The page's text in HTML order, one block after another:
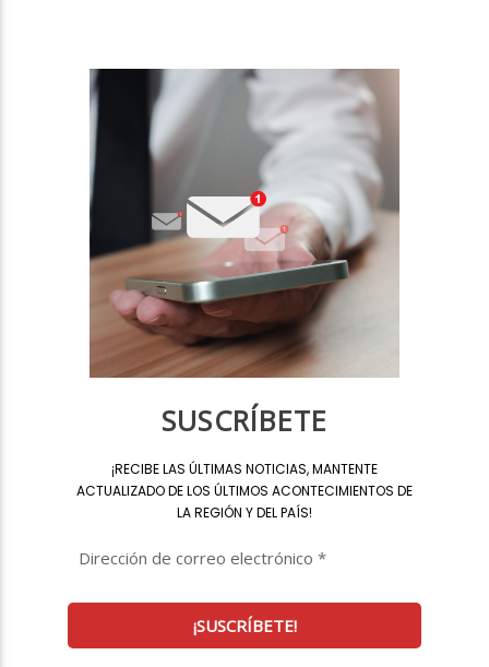
SUSCRÍBETE
¡RECIBE LAS ÚLTIMAS NOTICIAS, MANTENTE
ACTUALIZADO DE LOS ÚLTIMOS ACONTECIMIENTOS DE
LA REGIÓN Y DEL PAÍS!